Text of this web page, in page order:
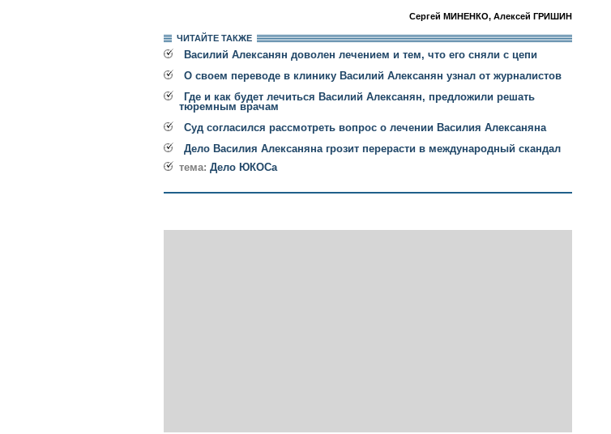
Сергей МИНЕНКО, Алексей ГРИШИН
ЧИТАЙТЕ ТАКЖЕ
Василий Алексанян доволен лечением и тем, что его сняли с цепи
О своем переводе в клинику Василий Алексанян узнал от журналистов
Где и как будет лечиться Василий Алексанян, предложили решать
тюремным врачам
Суд согласился рассмотреть вопрос о лечении Василия Алексаняна
Дело Василия Алексаняна грозит перерасти в международный скандал
тема: Дело ЮКОСа